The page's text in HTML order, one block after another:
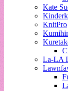
Kate
KnitPro
La-LA